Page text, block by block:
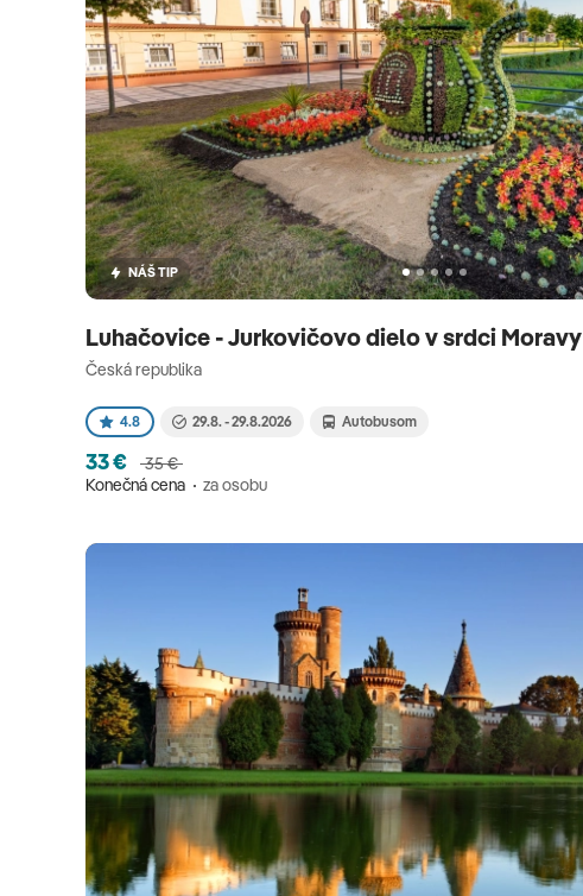
NÁŠ TIP
Luhačovice - Jurkovičovo dielo v srdci Moravy
Česká republika
4.8 29.8. - 29.8.2026 Autobusom
33 €
35 €
Konečná cena
za osobu